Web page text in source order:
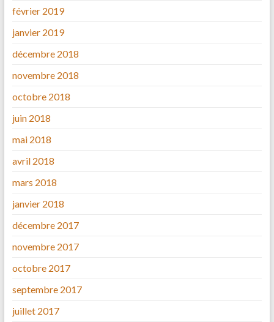
février 2019
janvier 2019
décembre 2018
novembre 2018
octobre 2018
juin 2018
mai 2018
avril 2018
mars 2018
janvier 2018
décembre 2017
novembre 2017
octobre 2017
septembre 2017
juillet 2017